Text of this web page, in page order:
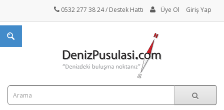
0532 277 38 24/ Destek Hattı Üye Ol Giriş Yap